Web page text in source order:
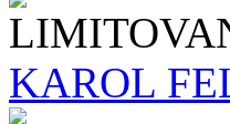
KAROL